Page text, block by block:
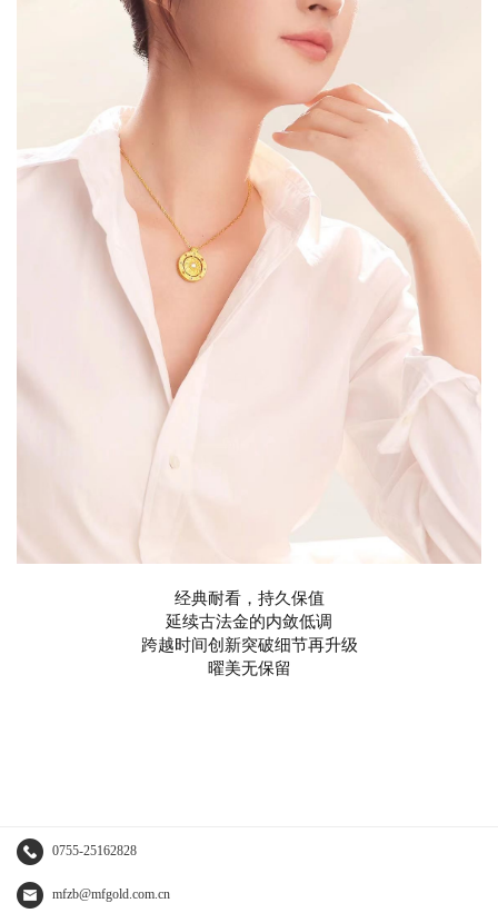
经典耐看，持久保值
延续古法金的内敛低调
跨越时间创新突破细节再升级
曜美无保留
0755-25162828
mfzb@mfgold.com.cn